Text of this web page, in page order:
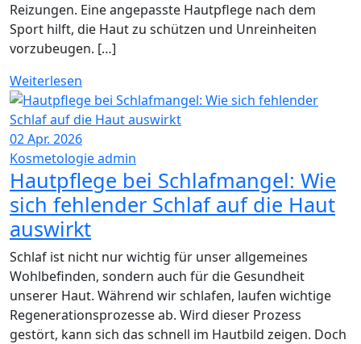
Reizungen. Eine angepasste Hautpflege nach dem
Sport hilft, die Haut zu schützen und Unreinheiten
vorzubeugen. […]
Weiterlesen
02Apr. 2026
Kosmetologieadmin
Hautpflege bei Schlafmangel: Wie
sich fehlender Schlaf auf die Haut
auswirkt
Schlaf ist nicht nur wichtig für unser allgemeines
Wohlbefinden, sondern auch für die Gesundheit
unserer Haut. Während wir schlafen, laufen wichtige
Regenerationsprozesse ab. Wird dieser Prozess
gestört, kann sich das schnell im Hautbild zeigen. Doch